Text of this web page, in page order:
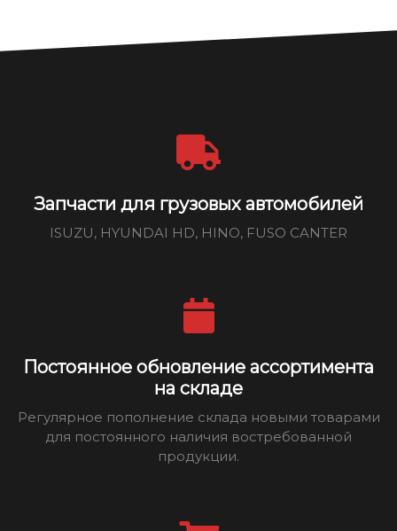
Запчасти для грузовых автомобилей
ISUZU, HYUNDAI HD, HINO, FUSO CANTER
Постоянное обновление ассортимента
на складе
Регулярное пополнение склада новыми товарами
для постоянного наличия востребованной
продукции.